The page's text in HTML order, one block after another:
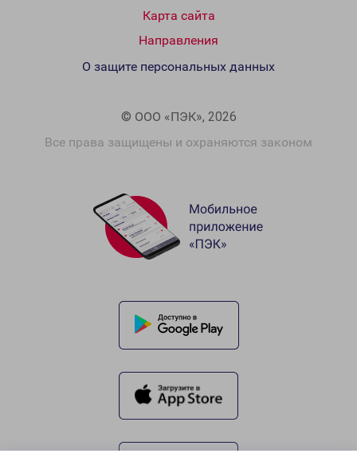
Карта сайта
Направления
© ООО «ПЭК», 2026
Все права защищены и охраняются законом
О защите персональных данных